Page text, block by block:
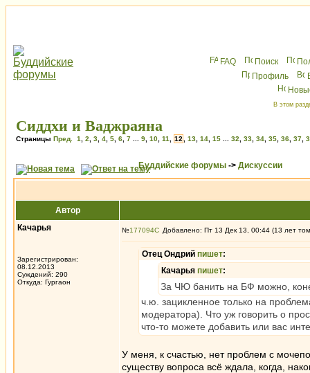
FAQ Поиск
Профиль
В этом
Сиддхи и Ваджраяна
Страницы Пред. 1 2 3 4 5 6 7 9 10 11 12 13 14 15 32 33 34 35 36 37
Буддийские форумы -> Дискуссии
Автор
Качарья
Зарегистрирован:
08.12.2013
Суждений: 290
Откуда: Гургаон
№177094 Добавлено: Пт 13 Дек 13, 00:44 (13 лет
Отец Ондрий пишет:
Качарья пишет:
За ЧЮ банить на БФ можно,
ч.ю. зацикленное только на
модератора). Что уж говорить о
что-то можете добавить или вас
У меня, к счастью, нет проблем с
существу вопроса всё ждала, когда,